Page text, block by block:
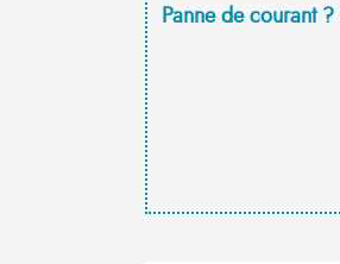
Panne de courant ?